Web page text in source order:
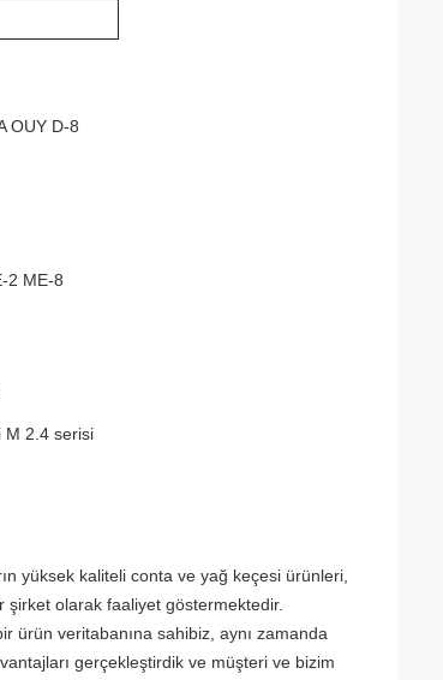
OUY D-8
2 ME-8
M 2.4 serisi
yüksek kaliteli conta ve yağ keçesi ürünleri,
şirket olarak faaliyet göstermektedir.
ürün veritabanına sahibiz, aynı zamanda
gerçekleştirdik ve müşteri ve bizim